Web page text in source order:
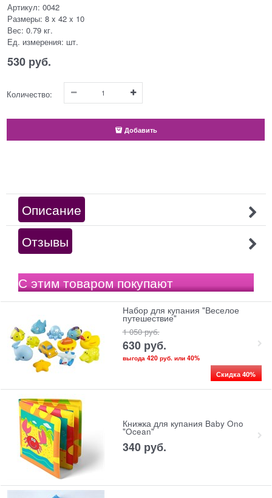
Артикул: 0042
Размеры: 8 x 42 x 10
Вес: 0.79 кг.
Ед. измерения: шт.
530 руб.
Количество:
Добавить
Описание
Отзывы
С этим товаром покупают
Набор для купания "Веселое
путешествие"
1 050 руб.
630 руб.
выгода 420 руб.или 40%
Скидка 40%
Книжка для купания Baby Ono
"Ocean"
340 руб.